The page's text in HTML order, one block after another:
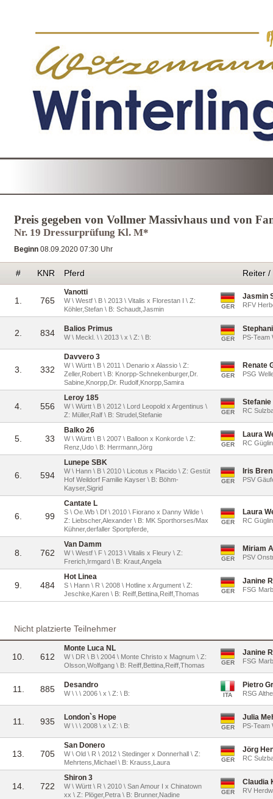
Preis gegeben von Vollmer Massivhaus und von
Nr. 19 Dressurprüfung Kl. M*
Beginn 08.09.2020 07:30 Uhr
# KNR Pferd Reiter /
1. 765
Vanotti
W \ Westf \ B \ 2013 \ Vitalis x Florestan I \ Z:
Köhler,Stefan \ B: Schaudt,Jasmin
GER
Jasmin
RFV
2. 834 Balios Primus
W \ Meckl. \ \ 2013 \ x \ Z: \ B: GER PS-Team
3. 332
Davvero 3
W \ Württ \ B \ 2011 \ Denario x Alassio \ Z:
Zeller,Robert \ B: Knorpp-Schnekenburger,Dr.
Sabine,Knorpp,Dr. Rudolf,Knorpp,Samira
GER
Renate
PSG
4. 556
Leroy 185
W \ Württ \ B \ 2012 \ Lord Leopold x Argentinus \
Z: Müller,Ralf \ B: Strudel,Stefanie
GER
Stefanie
RC
5. 33
Balko 26
W \ Württ \ B \ 2007 \ Balloon x Konkorde \ Z:
Renz,Udo \ B: Herrmann,Jörg
GER
Laura
RC
6. 594
Lunepe SBK
W \ Hann \ B \ 2010 \ Licotus x Placido \ Z: Gestüt
Hof Weildorf Familie Kayser \ B: Böhm-
Kayser,Sigrid
GER
Iris
PSV
6. 99
Cantate L
S \ Oe.Wb \ Df \ 2010 \ Fiorano x Danny Wilde \
Z: Liebscher,Alexander \ B: MK Sporthorses/Max
Kühner,derfaller Sportpferde,
GER
Laura
RC
8. 762
Van Damm
W \ Westf \ F \ 2013 \ Vitalis x Fleury \ Z:
Frerich,Irmgard \ B: Kraut,Angela
GER
Miriam
PSV
9. 484
Hot Linea
S \ Hann \ R \ 2008 \ Hotline x Argument \ Z:
Jeschke,Karen \ B: Reiff,Bettina,Reiff,Thomas
GER
Janine
FSG
Nicht platzierte Teilnehmer
10. 612
Monte Luca NL
W \ DR \ B \ 2004 \ Monte Christo x Magnum \ Z:
Olsson,Wolfgang \ B: Reiff,Bettina,Reiff,Thomas
GER
Janine
FSG
11. 885 Desandro
W \ \ \ 2006 \ x \ Z: \ B: ITA
Pietro
RSG
11. 935 London`s Hope
W \ \ \ 2008 \ x \ Z: \ B: GER
Julia
PS-Team
13. 705
San Donero
W \ Old \ R \ 2012 \ Stedinger x Donnerhall \ Z:
Mehrtens,Michael \ B: Krauss,Laura
GER
Jörg
RC
14. 722
Shiron 3
W \ Württ \ R \ 2010 \ San Amour I x Chinatown
xx \ Z: Plöger,Petra \ B: Brunner,Nadine
GER
Claudia
RV